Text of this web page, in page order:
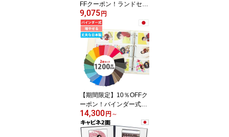
FFクーポン！ランドセル
カバー 男の子 防水 撥水
【特大ポケットで大容量
ラージ イニシャル 葉
（ゴールド・シルバ
ー）】雨 防キズ 超軽量
反射 上靴 体操服 水筒 収
納 2WAY 手ぶら 登下校
カスタマイズ 日本製
9,075 円
【期間限定】10％OFFク
ーポン！バインダー式ア
ルバム 大容量 1200枚収
納 2冊セット 写真を増や
せるアルバム L判 リフィ
14,300 円 ～